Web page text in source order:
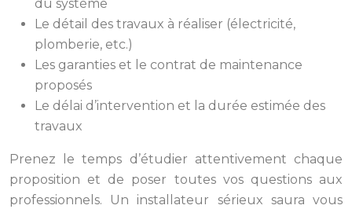
du système
Le détail des travaux à réaliser (électricité,
plomberie, etc.)
Les garanties et le contrat de maintenance
proposés
Le délai d’intervention et la durée estimée des
travaux
Prenez le temps d’étudier attentivement chaque
proposition et de poser toutes vos questions aux
professionnels. Un installateur sérieux saura vous